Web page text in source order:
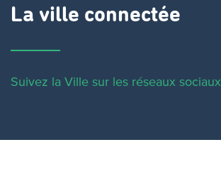
La ville connectée
Suivez la Ville sur les réseaux sociaux